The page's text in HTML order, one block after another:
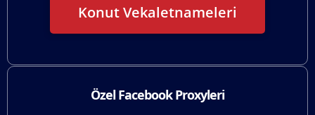
Konut Vekaletnameleri
Özel Facebook Proxyleri